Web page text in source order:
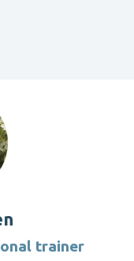
trainer